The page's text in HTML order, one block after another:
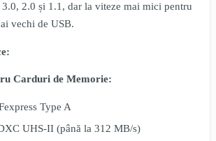
2.0 și 1.1, dar la viteze mai mici pentru
vechi de USB.
Carduri de Memorie:
Type A
UHS-II (până la 312 MB/s)